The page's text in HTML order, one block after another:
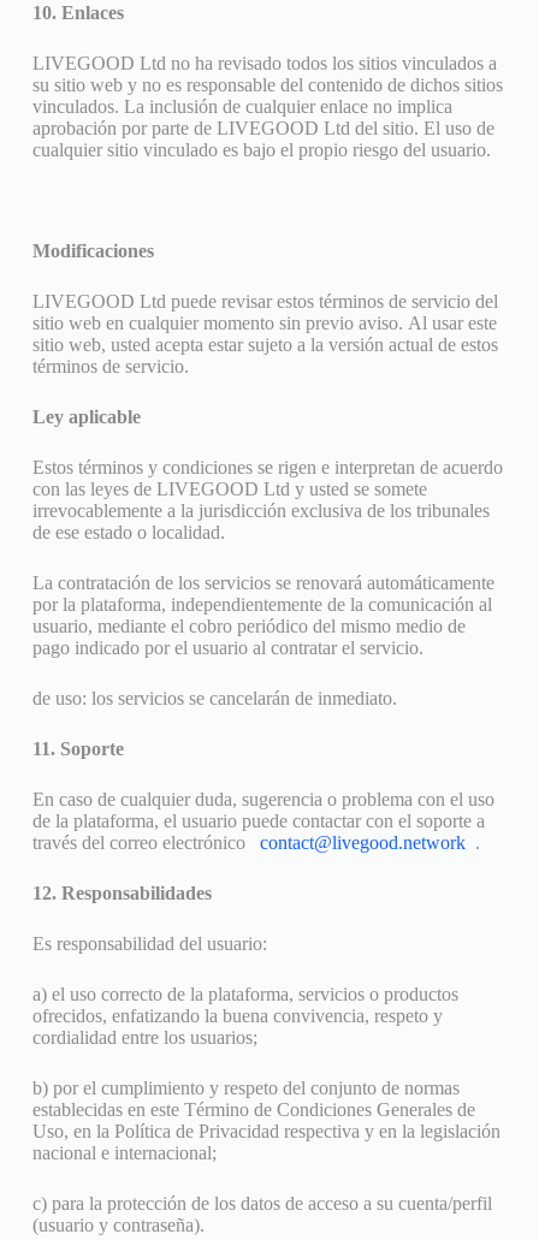
10. Enlaces
LIVEGOOD Ltd no ha revisado todos los sitios vinculados a
su sitio web y no es responsable del contenido de dichos sitios
vinculados. La inclusión de cualquier enlace no implica
aprobación por parte de LIVEGOOD Ltd del sitio. El uso de
cualquier sitio vinculado es bajo el propio riesgo del usuario.
Modificaciones
LIVEGOOD Ltd puede revisar estos términos de servicio del
sitio web en cualquier momento sin previo aviso. Al usar este
sitio web, usted acepta estar sujeto a la versión actual de estos
términos de servicio.
Ley aplicable
Estos términos y condiciones se rigen e interpretan de acuerdo
con las leyes de LIVEGOOD Ltd y usted se somete
irrevocablemente a la jurisdicción exclusiva de los tribunales
de ese estado o localidad.
La contratación de los servicios se renovará automáticamente
por la plataforma, independientemente de la comunicación al
usuario, mediante el cobro periódico del mismo medio de
pago indicado por el usuario al contratar el servicio.
de uso: los servicios se cancelarán de inmediato.
11. Soporte
En caso de cualquier duda, sugerencia o problema con el uso
de la plataforma, el usuario puede contactar con el soporte a
través del correo electrónico contact@livegood.network.
12. Responsabilidades
Es responsabilidad del usuario:
a) el uso correcto de la plataforma, servicios o productos
ofrecidos, enfatizando la buena convivencia, respeto y
cordialidad entre los usuarios;
b) por el cumplimiento y respeto del conjunto de normas
establecidas en este Término de Condiciones Generales de
Uso, en la Política de Privacidad respectiva y en la legislación
nacional e internacional;
c) para la protección de los datos de acceso a su cuenta/perfil
(usuario y contraseña).